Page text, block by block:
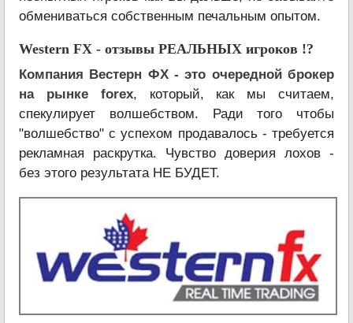
обмениваться собственным печальным опытом.
Western FX - отзывы РЕАЛЬНЫХ игроков !?
Компания Вестерн ФХ - это очередной брокер
на рынке forex, который, как мы считаем,
спекулирует волшебством. Ради того чтобы
"волшебство" с успехом продавалось - требуется
рекламная раскрутка. Чувство доверия лохов -
без этого результата НЕ БУДЕТ.